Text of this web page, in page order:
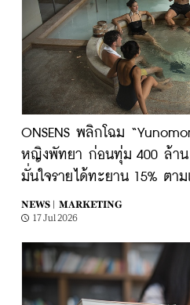
ONSENS พลิกโฉม
หญิงพัทยา ก่อนทุ่ม 400 ล้าน
มั่นใจรายได้ทะยาน 15% ตาม
NEWS |
MARKETING
17 Jul 2026